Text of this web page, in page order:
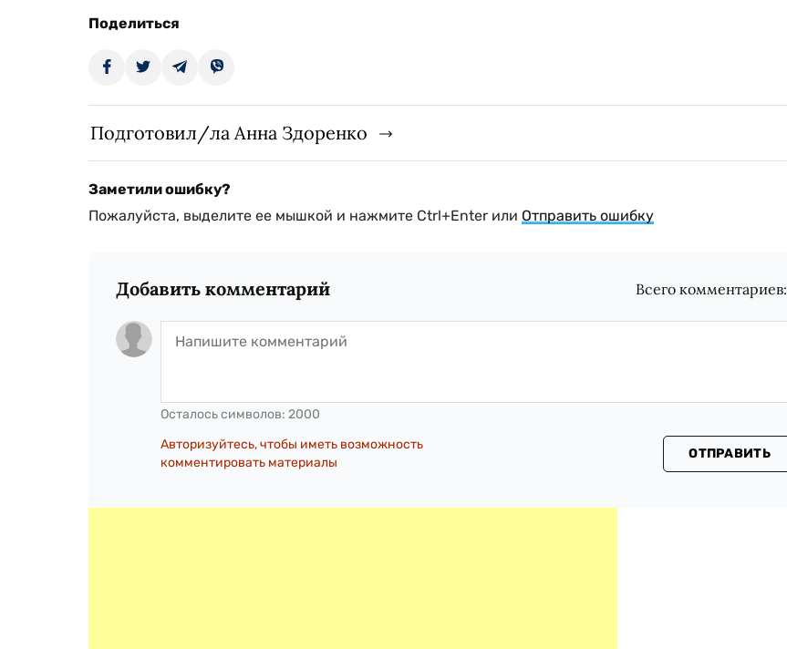
Поделиться
Подготовил/ла Анна Здоренко
Заметили ошибку?
Пожалуйста, выделите ее мышкой и нажмите Ctrl+Enter или Отправить ошибку
Добавить комментарий Всего комментариев:
Осталось символов: 2000
Авторизуйтесь, чтобы иметь возможность
комментировать материалы
ОТПРАВИТЬ